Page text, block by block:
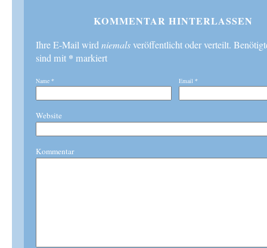
KOMMENTAR HINTERLASSEN
Ihre E-Mail wirdniemalsveröffentlicht oder verteilt.
sind mit * markiert
Name * Email *
Website
Kommentar